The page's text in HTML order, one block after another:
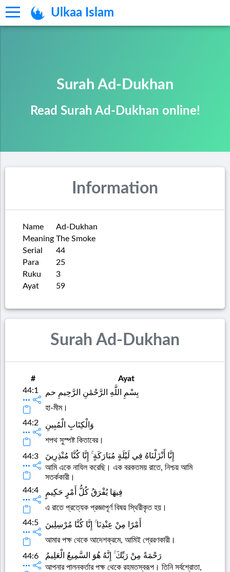
Ulkaa Islam
Surah Ad-Dukhan
Read Surah Ad-Dukhan online!
Information
Name
Ad-Dukhan
Meaning The Smoke
Serial
44
Para
25
Ruku
3
Ayat
59
Surah Ad-Dukhan
#
Ayat
44:1
بِسْمِ اللَّهِ الرَّحْمَٰنِ الرَّحِيمِ حم
হা-মীম।
44:2
وَالْكِتَابِ الْمُبِينِ
শপথ সুস্পষ্ট কিতাবের।
44:3
إِنَّا أَنْزَلْنَاهُ فِي لَيْلَةٍ مُبَارَكَةٍ ۚ إِنَّا كُنَّا مُنْذِرِينَ
আমি একে নাযিল করেছি। এক বরকতময় রাতে, নিশ্চয় আমি
সতর্ককারী।
44:4
فِيهَا يُفْرَقُ كُلُّ أَمْرٍ حَكِيمٍ
এ রাতে প্রত্যেক প্রজ্ঞাপূর্ণ বিষয় স্থিরীকৃত হয়।
44:5
أَمْرًا مِنْ عِنْدِنَا ۚ إِنَّا كُنَّا مُرْسِلِينَ
আমার পক্ষ থেকে আদেশক্রমে, আমিই প্রেরণকারী।
44:6
رَحْمَةً مِنْ رَبِّكَ ۚ إِنَّهُ هُوَ السَّمِيعُ الْعَلِيمُ
আপনার পালনকর্তার পক্ষ থেকে রহমতস্বরূপ। তিনি সর্বশ্রোতা,